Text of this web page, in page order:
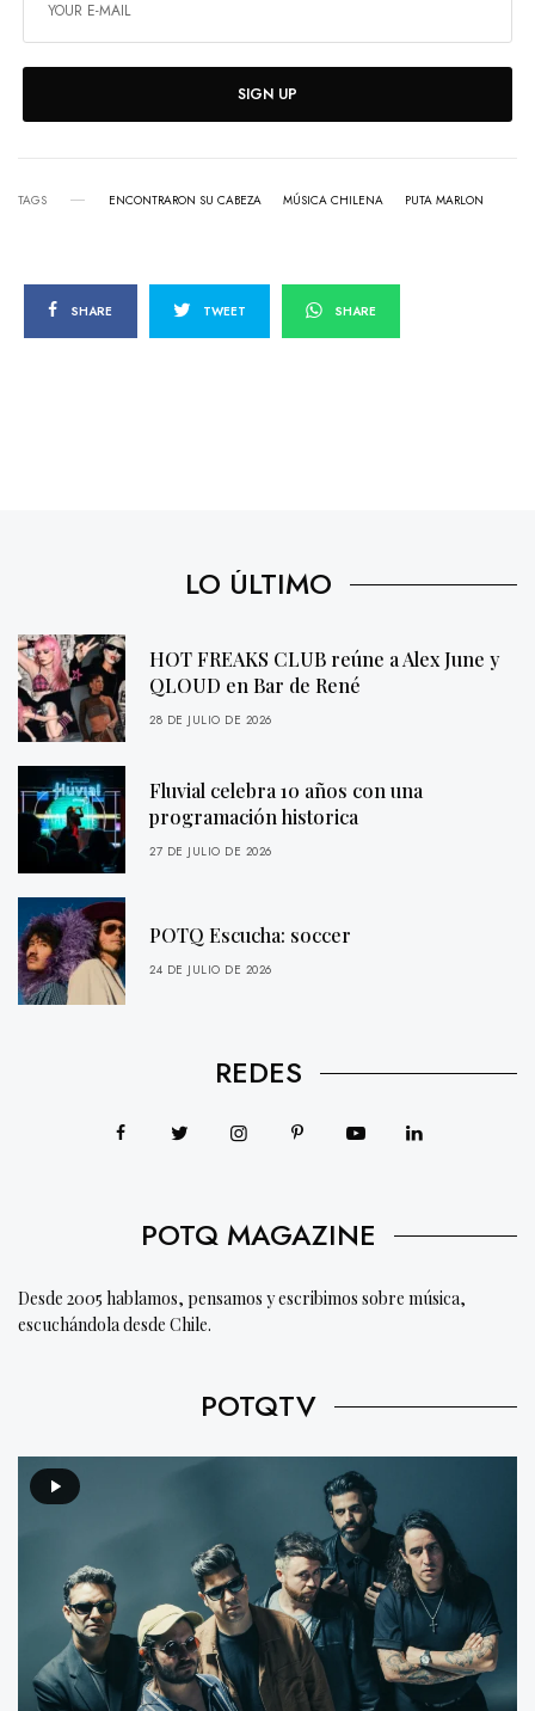
SIGN UP
TAGS ENCONTRARON SU CABEZA MÚSICA CHILENA PUTA MARLON
SHARE TWEET SHARE
LO ÚLTIMO
HOT FREAKS CLUB reúne a Alex June y
QLOUD en Bar de René
28 DE JULIO DE 2026
Fluvial celebra 10 años con una
programación historica
27 DE JULIO DE 2026
POTQ Escucha: soccer
24 DE JULIO DE 2026
REDES
POTQ MAGAZINE
Desde 2005 hablamos, pensamos y escribimos sobre música,
escuchándola desde Chile.
POTQTV